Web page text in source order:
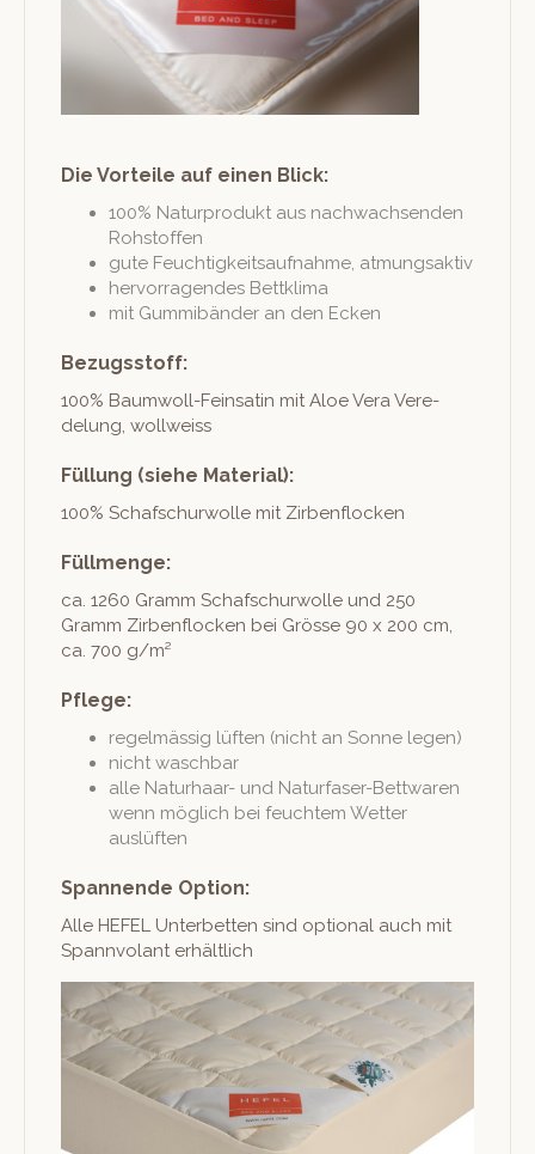
Die Vorteile auf einen Blick:
100% Natur­pro­dukt aus nachwach­senden
Rohstoffen
gute Feuchtigkeit­sauf­nahme, atmungsaktiv
her­vor­ra­gen­des Bettklima
mit Gum­mibän­der an den Ecken
Bezugsstoff:
100% Baum­woll-Fein­satin mit Aloe Vera Vere­
delung, wollweiss
Füllung (siehe Material):
100% Schaf­schur­wolle mit Zirbenflocken
Füllmenge:
ca. 1260 Gramm Schaf­schur­wolle und 250
Gramm Zir­ben­flock­en bei Grösse 90 x 200 cm,
ca. 700 g/m²
Pflege:
regelmäs­sig lüften (nicht an Sonne legen)
nicht waschbar
alle Naturhaar- und Natur­fas­er-Bettwaren
wenn möglich bei feuchtem Wet­ter
auslüften
Spannende Option:
Alle HEFEL Unter­bet­ten sind option­al auch mit
Span­nvolant erhältlich